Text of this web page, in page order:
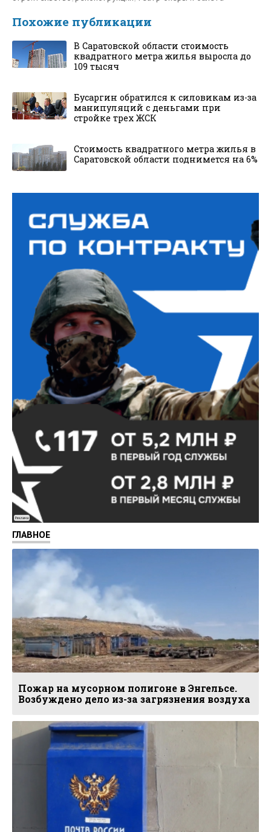
Похожие публикации
В Саратовской области стоимость
квадратного метра жилья выросла до
109 тысяч
Бусаргин обратился к силовикам из-за
манипуляций с деньгами при
стройке трех ЖСК
Стоимость квадратного метра жилья в
Саратовской области поднимется на 6%
Реклама
ГЛАВНОЕ
Пожар на мусорном полигоне в Энгельсе.
Возбуждено дело из-за загрязнения воздуха